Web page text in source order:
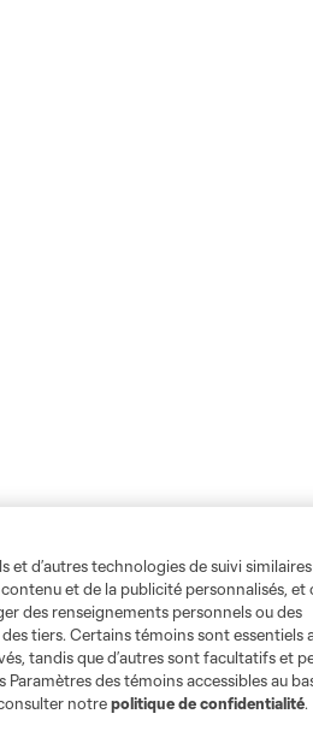
et d’autres technologies de suivi similaires
et de la publicité personnalisés, et
des renseignements personnels ou des
tiers. Certains témoins sont essentiels
tandis que d’autres sont facultatifs et
Paramètres des témoins accessibles au
notrepolitique de confidentialité.